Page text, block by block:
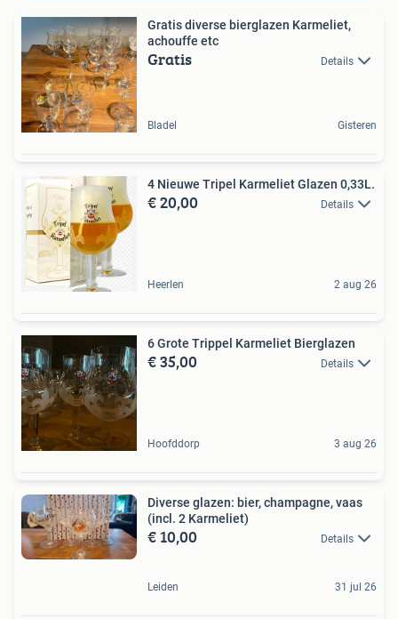
Gratis diverse bierglazen Karmeliet,
achouffe etc
Gratis Details
Bladel Gisteren
4 Nieuwe Tripel Karmeliet Glazen 0,33L.
€ 20,00 Details
Heerlen 2 aug 26
6 Grote Trippel Karmeliet Bierglazen
€ 35,00 Details
Hoofddorp 3 aug 26
Diverse glazen: bier, champagne, vaas
(incl. 2 Karmeliet)
€ 10,00 Details
Leiden 31 jul 26